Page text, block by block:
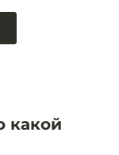
какой